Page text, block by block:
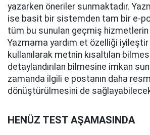
yazarken öneriler sunmaktadır.
ise basit bir sistemden tam bir e-
tüm bu sunulan geçmiş hizmetlerin
Yazmama yardım et özelliği
kullanılarak metnin kısaltılan
detaylandırılan bilmesine imkan
zamanda ilgili e postanın daha
dönüştürülmesini de
HENÜZ TEST AŞAMASINDA